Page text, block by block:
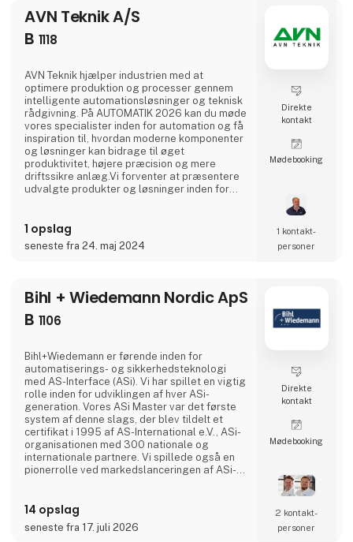
AVN Teknik A/S
B 1118
AVN Teknik hjælper industrien med at
optimere produktion og processer gennem
intelligente automationsløsninger og teknisk
rådgivning. På AUTOMATIK 2026 kan du møde
vores specialister inden for automation og få
inspiration til, hvordan moderne komponenter
og løsninger kan bidrage til øget
produktivitet, højere præcision og mere
driftssikre anlæg.Vi forventer at præsentere
udvalgte produkter og løsninger inden for
dæmpningsteknologi, bremser og koblinger
samt andre automationskomponenter til
industriel anvendelse.Besøg os på stand 🟢 B
1 opslag
seneste fra 24. maj 2024
Direkte
kontakt
Møde­booking
1 kontakt­
personer
Bihl + Wiedemann Nordic ApS
B 1106
Bihl+Wiedemann er førende inden for
automatiserings- og sikkerhedsteknologi
med AS-Interface (ASi). Vi har spillet en vigtig
rolle inden for udviklingen af hver ASi-
generation. Vores ASi Master var det første
system af denne slags, der blev tildelt et
certifikat i 1995 af AS-International e.V., ASi-
organisationen med 300 nationale og
internationale partnere. Vi spillede også en
pionerrolle ved markedslanceringen af ASi-5-
mængder data meget hurtigere. Siden 2019
har eksempelvis vores ASi-5-moduler
muliggjort simpel og nem tilslutning af en
14 opslag
seneste fra 17. juli 2026
Direkte
kontakt
Møde­booking
2 kontakt­
personer